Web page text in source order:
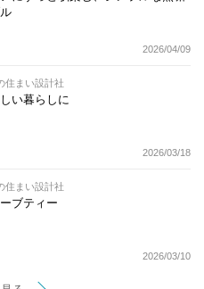
2026/04/09
住まい設計社
い暮らしに
2026/03/18
住まい設計社
ブティー
2026/03/10